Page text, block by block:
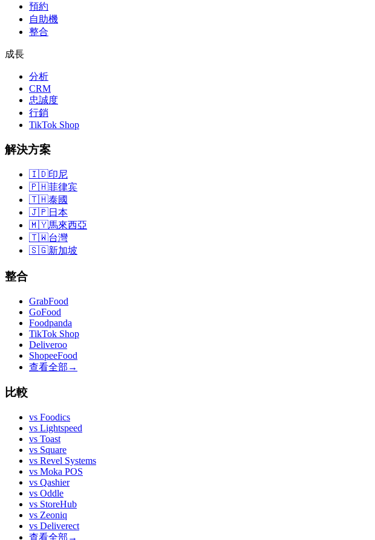
預約
自助機
整合
成長
分析
CRM
忠誠度
行銷
TikTok Shop
解決方案
🇮🇩印尼
🇵🇭菲律宾
🇹🇭泰國
🇯🇵日本
🇲🇾馬來西亞
🇹🇼台灣
🇸🇬新加坡
整合
GrabFood
GoFood
Foodpanda
TikTok Shop
Deliveroo
ShopeeFood
查看全部 →
比較
vs Foodics
vs Lightspeed
vs Toast
vs Square
vs Revel Systems
vs Moka POS
vs Qashier
vs Oddle
vs StoreHub
vs Zeoniq
vs Deliverect
查看全部 →